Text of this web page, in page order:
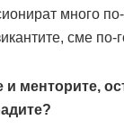
много
сме по-
и менторите,